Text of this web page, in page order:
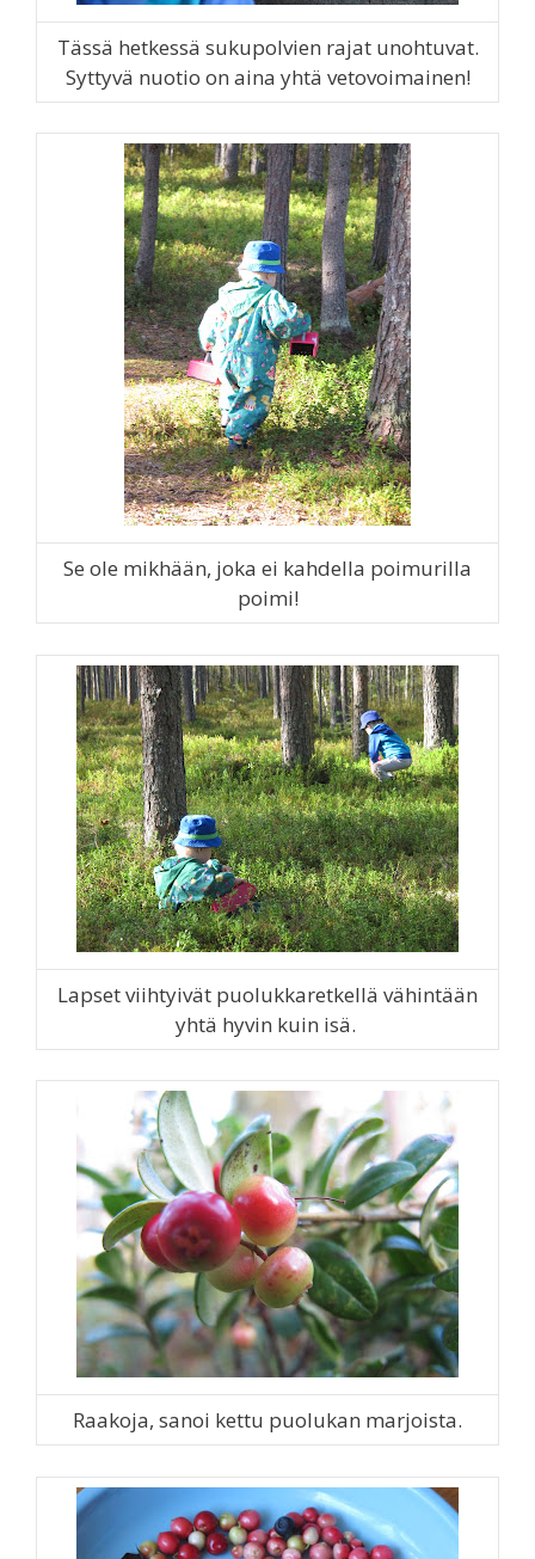
Tässä hetkessä sukupolvien rajat unohtuvat.
Syttyvä nuotio on aina yhtä vetovoimainen!
Se ole mikhään, joka ei kahdella poimurilla
poimi!
Lapset viihtyivät puolukkaretkellä vähintään
yhtä hyvin kuin isä.
Raakoja, sanoi kettu puolukan marjoista.